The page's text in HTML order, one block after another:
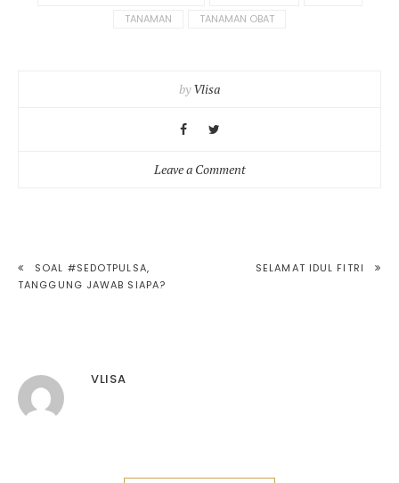
TANAMAN
TANAMAN OBAT
byVlisa
Leave a Commenton
rumah.
POST
SELAMAT IDUL FITRI
SOAL #SEDOTPULSA,
TANGGUNG JAWAB SIAPA?
VLISA